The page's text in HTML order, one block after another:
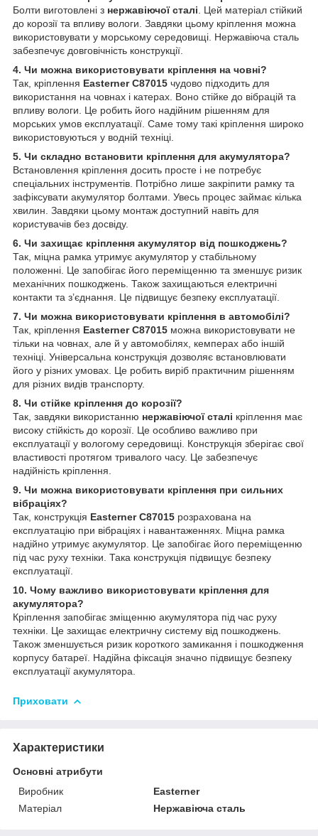
Болти виготовлені з нержавіючої сталі . Цей матеріал стійкий
до корозії та впливу вологи. Завдяки цьому кріплення можна
використовувати у морському середовищі. Нержавіюча сталь
забезпечує довговічність конструкції.
4. Чи можна використовувати кріплення на човні?
Так, кріплення Easterner C87015 чудово підходить для
використання на човнах і катерах. Воно стійке до вібрацій та
впливу вологи. Це робить його надійним рішенням для
морських умов експлуатації. Саме тому такі кріплення широко
використовуються у водній техніці.
5. Чи складно встановити кріплення для акумулятора?
Встановлення кріплення досить просте і не потребує
спеціальних інструментів. Потрібно лише закріпити рамку та
зафіксувати акумулятор болтами. Увесь процес займає кілька
хвилин. Завдяки цьому монтаж доступний навіть для
користувачів без досвіду.
6. Чи захищає кріплення акумулятор від пошкоджень?
Так, міцна рамка утримує акумулятор у стабільному
положенні. Це запобігає його переміщенню та зменшує ризик
механічних пошкоджень. Також захищаються електричні
контакти та з’єднання. Це підвищує безпеку експлуатації.
7. Чи можна використовувати кріплення в автомобілі?
Так, кріплення Easterner C87015 можна використовувати не
тільки на човнах, але й у автомобілях, кемперах або іншій
техніці. Універсальна конструкція дозволяє встановлювати
його у різних умовах. Це робить виріб практичним рішенням
для різних видів транспорту.
8. Чи стійке кріплення до корозії?
Так, завдяки використанню нержавіючої сталі кріплення має
високу стійкість до корозії. Це особливо важливо при
експлуатації у вологому середовищі. Конструкція зберігає свої
властивості протягом тривалого часу. Це забезпечує
надійність кріплення.
9. Чи можна використовувати кріплення при сильних
вібраціях?
Так, конструкція Easterner C87015 розрахована на
експлуатацію при вібраціях і навантаженнях. Міцна рамка
надійно утримує акумулятор. Це запобігає його переміщенню
під час руху техніки. Така конструкція підвищує безпеку
експлуатації.
10. Чому важливо використовувати кріплення для
акумулятора?
Кріплення запобігає зміщенню акумулятора під час руху
техніки. Це захищає електричну систему від пошкоджень.
Також зменшується ризик короткого замикання і пошкодження
корпусу батареї. Надійна фіксація значно підвищує безпеку
експлуатації акумулятора.
Приховати
Характеристики
Основні атрибути
Виробник
Easterner
Матеріал
Нержавіюча сталь